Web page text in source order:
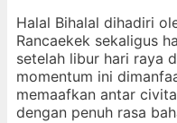
Halal Bihalal dihadiri
Rancaekek sekaligus
setelah libur hari raya
momentum ini
memaafkan antar
dengan penuh rasa